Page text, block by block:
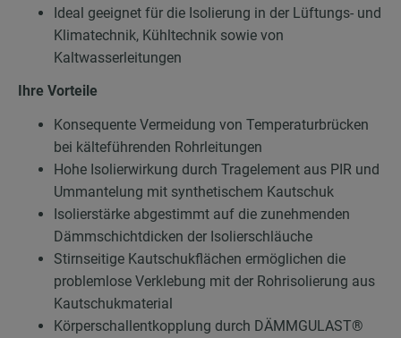
Ideal geeignet für die Isolierung in der Lüftungs- und
Klimatechnik, Kühltechnik sowie von
Kaltwasserleitungen
Ihre Vorteile
Konsequente Vermeidung von Temperaturbrücken
bei kälteführenden Rohrleitungen
Hohe Isolierwirkung durch Tragelement aus PIR und
Ummantelung mit synthetischem Kautschuk
Isolierstärke abgestimmt auf die zunehmenden
Dämmschichtdicken der Isolierschläuche
Stirnseitige Kautschukflächen ermöglichen die
problemlose Verklebung mit der Rohrisolierung aus
Kautschukmaterial
Körperschallentkopplung durch DÄMMGULAST®